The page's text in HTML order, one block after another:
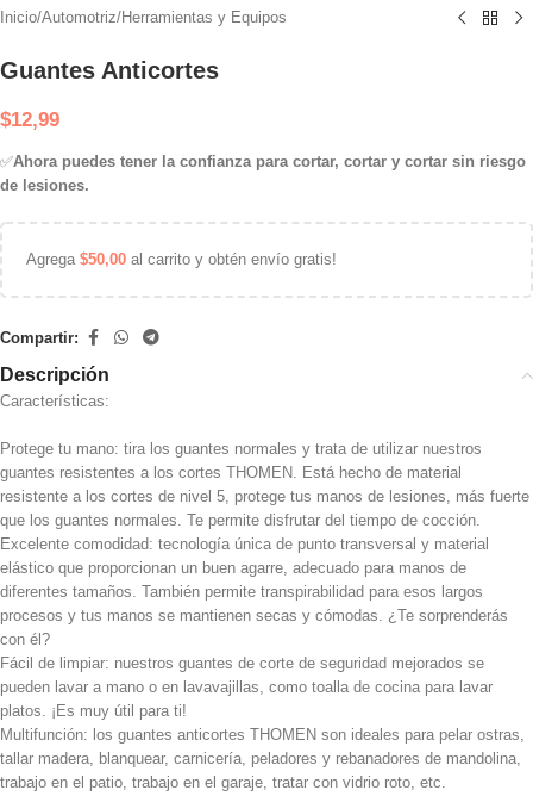
Inicio/Automotriz/Herramientas y Equipos
Guantes Anticortes
$12,99
✅Ahora puedes tener la confianza para cortar, cortar y cortar sin riesgo
de lesiones.
Agrega $50,00 al carrito y obtén envío gratis!
Compartir:
Descripción
Características:
Protege tu mano: tira los guantes normales y trata de utilizar nuestros
guantes resistentes a los cortes THOMEN. Está hecho de material
resistente a los cortes de nivel 5, protege tus manos de lesiones, más fuerte
que los guantes normales. Te permite disfrutar del tiempo de cocción.
Excelente comodidad: tecnología única de punto transversal y material
elástico que proporcionan un buen agarre, adecuado para manos de
diferentes tamaños. También permite transpirabilidad para esos largos
procesos y tus manos se mantienen secas y cómodas. ¿Te sorprenderás
con él?
Fácil de limpiar: nuestros guantes de corte de seguridad mejorados se
pueden lavar a mano o en lavavajillas, como toalla de cocina para lavar
platos. ¡Es muy útil para ti!
Multifunción: los guantes anticortes THOMEN son ideales para pelar ostras,
tallar madera, blanquear, carnicería, peladores y rebanadores de mandolina,
trabajo en el patio, trabajo en el garaje, tratar con vidrio roto, etc.